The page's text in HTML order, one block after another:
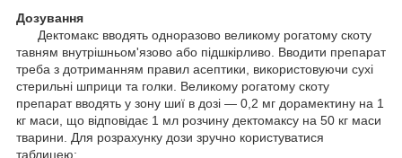
Дозування
Дектомакс вводять одноразово великому рогатому скоту
тавням внутрішньом'язово або підшкірливо. Вводити препарат
треба з дотриманням правил асептики, використовуючи сухі
стерильні шприци та голки. Великому рогатому скоту
препарат вводять у зону шиї в дозі — 0,2 мг дорамектину на 1
кг маси, що відповідає 1 мл розчину дектомаксу на 50 кг маси
тварини. Для розрахунку дози зручно користуватися
таблицею: